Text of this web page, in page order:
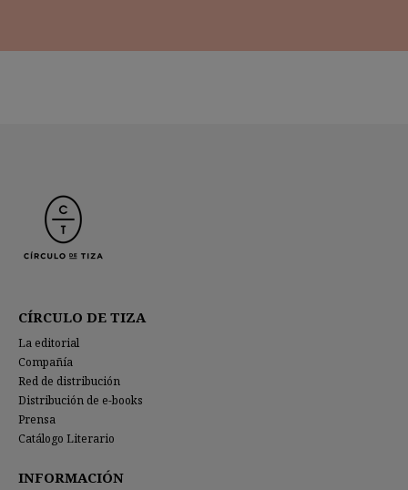
CÍRCULO DE TIZA
La editorial
Compañía
Red de distribución
Distribución de e-books
Prensa
Catálogo Literario
INFORMACIÓN